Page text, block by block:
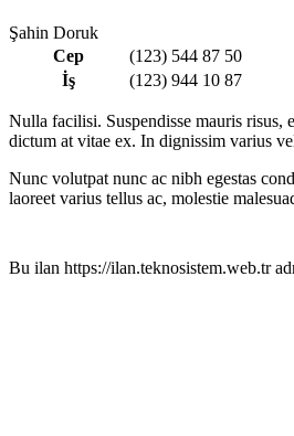
Şahin Doruk
Cep
(123) 544 87 50
İş
(123) 944 10 87
Nulla facilisi. Suspendisse mauris risus,
dictum at vitae ex. In dignissim varius
Nunc volutpat nunc ac nibh egestas
laoreet varius tellus ac, molestie
Bu ilan https://ilan.teknosistem.web.tr